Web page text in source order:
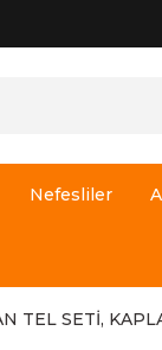
Nefesliler
TEL SETİ,